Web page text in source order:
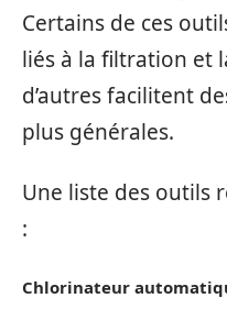
Certains de ces
liés à la filtration et
d’autres facilitent
plus générales.
Une liste des outils
:
Chlorinateur